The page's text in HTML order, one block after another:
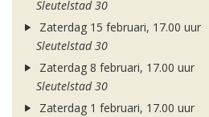
Sleutelstad 30
Zaterdag 15 februari, 17.00 uur
Sleutelstad 30
Zaterdag 8 februari, 17.00 uur
Sleutelstad 30
Zaterdag 1 februari, 17.00 uur